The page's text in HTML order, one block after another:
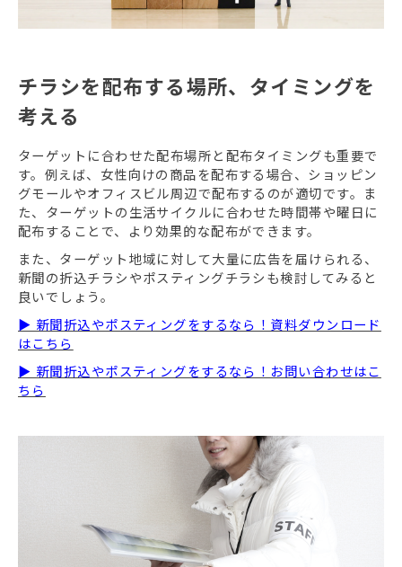
チラシを配布する場所、タイミングを
考える
ターゲットに合わせた配布場所と配布タイミングも重要で
す。例えば、女性向けの商品を配布する場合、ショッピン
グモールやオフィスビル周辺で配布するのが適切です。ま
た、ターゲットの生活サイクルに合わせた時間帯や曜日に
配布することで、より効果的な配布ができます。
また、ターゲット地域に対して大量に広告を届けられる、
新聞の折込チラシやポスティングチラシも検討してみると
良いでしょう。
▶ 新聞折込やポスティングをするなら！資料ダウンロード
はこちら
▶ 新聞折込やポスティングをするなら！お問い合わせはこ
ちら